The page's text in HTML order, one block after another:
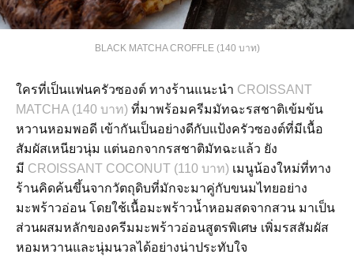
BLACK MATCHA CROFFLE (140 บาท)
ใครที่เป็นแฟนครัวซองต์ ทางร้านแนะนำ CROISSANT
MATCHA (140 บาท) ที่มาพร้อมครีมมัทฉะรสชาติเข้มข้น
หวานหอมพอดี เข้ากันเป็นอย่างดีกับแป้งครัวซองต์ที่มีเนื้อ
สัมผัสเหนียวนุ่ม แต่นอกจากรสชาติมัทฉะแล้ว ยัง
มี CROISSANT COCONUT (110 บาท) เมนูน้องใหม่ที่ทาง
ร้านคิดค้นขึ้นจากวัตถุดิบที่มักจะมาคู่กับขนมไทยอย่าง
มะพร้าวอ่อน โดยใช้เนื้อมะพร้าวน้ำหอมสดจากสวน มาเป็น
ส่วนผสมหลักของครีมมะพร้าวอ่อนสูตรพิเศษ เพิ่มรสสัมผัส
หอมหวานและนุ่มนวลได้อย่างน่าประทับใจ